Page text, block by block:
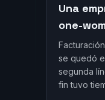
Una
one-
se quedó
segunda
fin tuvo